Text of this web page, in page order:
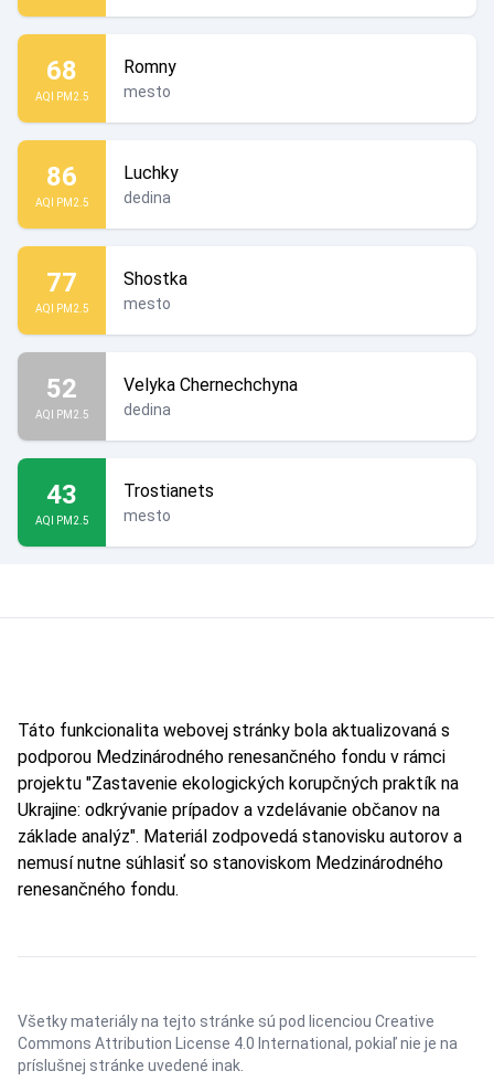
68
AQI PM2.5
Romny
mesto
86
AQI PM2.5
Luchky
dedina
77
AQI PM2.5
Shostka
mesto
52
AQI PM2.5
Velyka Chernechchyna
dedina
43
AQI PM2.5
Trostianets
mesto
Táto funkcionalita webovej stránky bola aktualizovaná s
podporou Medzinárodného renesančného fondu v rámci
projektu "Zastavenie ekologických korupčných praktík na
Ukrajine: odkrývanie prípadov a vzdelávanie občanov na
základe analýz". Materiál zodpovedá stanovisku autorov a
nemusí nutne súhlasiť so stanoviskom Medzinárodného
renesančného fondu.
Všetky materiály na tejto stránke sú pod licenciou Creative
Commons Attribution License 4.0 International , pokiaľ nie je na
príslušnej stránke uvedené inak.